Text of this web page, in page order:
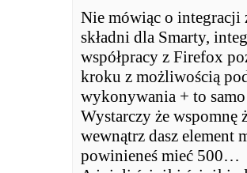
Nie mówiąc o integracji
składni dla Smarty,
współpracy z Firefox
kroku z możliwością
wykonywania + to
Wystarczy że wspomnę
wewnątrz dasz element
powinieneś mieć 500…